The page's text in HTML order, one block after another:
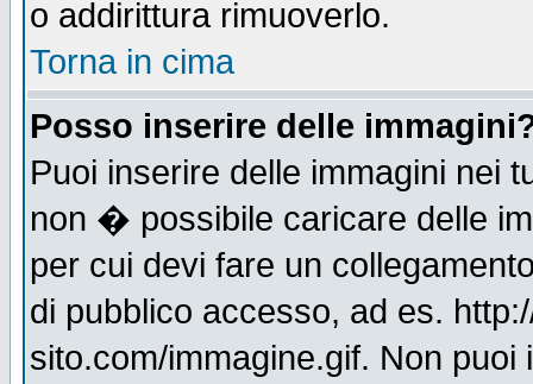
o addirittura rimuoverlo.
Torna in cima
Posso inserire delle
Puoi inserire delle immagini nei
non � possibile caricare delle
per cui devi fare un
di pubblico accesso, ad es.
sito.com/immagine.gif. Non